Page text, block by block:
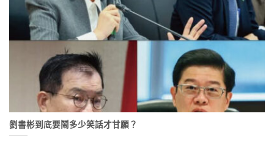
劉書彬到底要鬧多少笑話才甘願？